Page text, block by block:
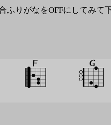
ふりがなをOFFにしてみて